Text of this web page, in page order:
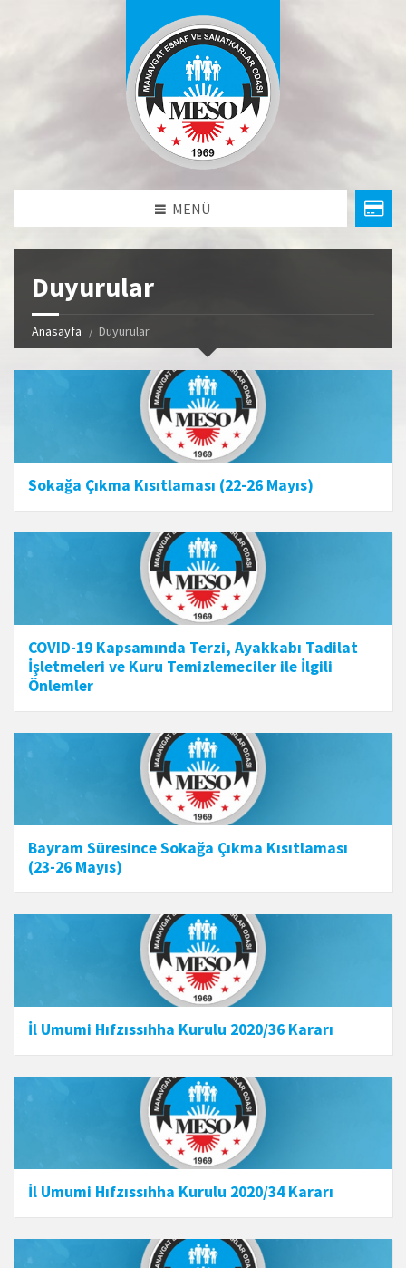
MENÜ
Duyurular
Anasayfa Duyurular
Sokağa Çıkma Kısıtlaması (22-26 Mayıs)
COVID-19 Kapsamında Terzi, Ayakkabı Tadilat
İşletmeleri ve Kuru Temizlemeciler ile İlgili
Önlemler
Bayram Süresince Sokağa Çıkma Kısıtlaması
(23-26 Mayıs)
İl Umumi Hıfzıssıhha Kurulu 2020/36 Kararı
İl Umumi Hıfzıssıhha Kurulu 2020/34 Kararı